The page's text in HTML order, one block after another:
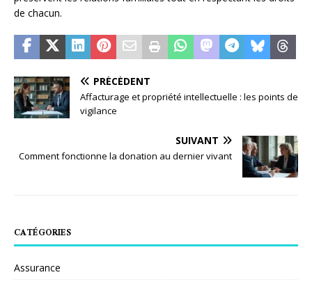
de chacun.
PRÉCÉDENT
Affacturage et propriété intellectuelle : les points de
vigilance
SUIVANT
Comment fonctionne la donation au dernier vivant
CATÉGORIES
Assurance